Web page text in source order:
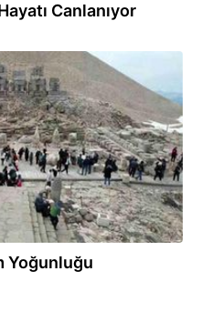
Canlanıyor
Yoğunluğu